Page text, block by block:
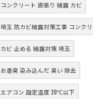
コンクリート 直張り 結露 カビ
埼玉 防カビ結露対策工事 コンク
カビ 止める 結露対策 埼玉
お香臭 染み込んだ 臭い 除去
エアコン 設定温度 20℃以下